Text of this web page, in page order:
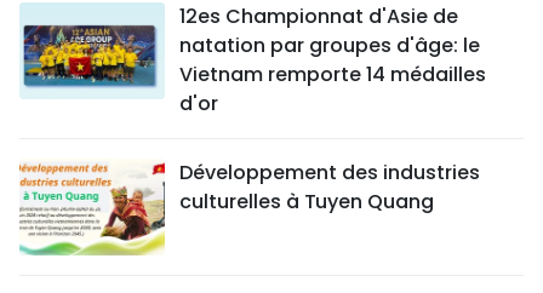
12es Championnat d'Asie de
natation par groupes d'âge: le
Vietnam remporte 14 médailles
d'or
Développement des industries
culturelles à Tuyen Quang